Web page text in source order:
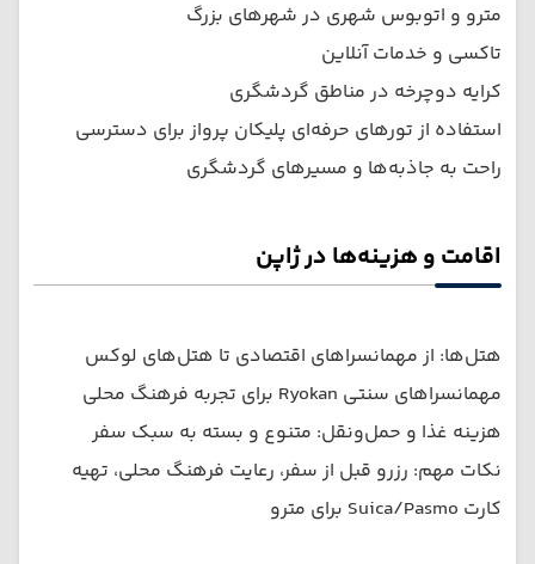
مترو و اتوبوس شهری در شهرهای بزرگ
تاکسی و خدمات آنلاین
کرایه دوچرخه در مناطق گردشگری
استفاده از تورهای حرفه‌ای پلیکان پرواز برای دسترسی
راحت به جاذبه‌ها و مسیرهای گردشگری
اقامت و هزینه‌ها در ژاپن
هتل‌ها: از مهمانسراهای اقتصادی تا هتل‌های لوکس
مهمانسراهای سنتی Ryokan برای تجربه فرهنگ محلی
هزینه غذا و حمل‌ونقل: متنوع و بسته به سبک سفر
نکات مهم: رزرو قبل از سفر، رعایت فرهنگ محلی، تهیه
کارت Suica/Pasmo برای مترو